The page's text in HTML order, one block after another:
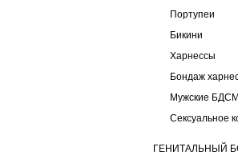
Портупеи
Бикини
Харнессы
Бондаж
Мужские
Сексуальное
ГЕНИТАЛЬНЫЙ